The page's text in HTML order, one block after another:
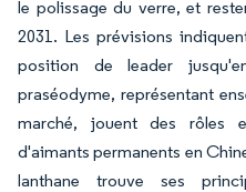
le polissage du verre, et
2031. Les prévisions
position de leader
praséodyme, représentant
marché, jouent des rôles
d'aimants permanents en
lanthane trouve ses